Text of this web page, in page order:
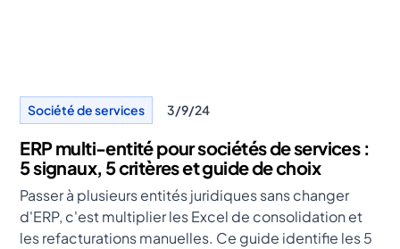
Société de services 3/9/24
ERP multi-entité pour sociétés de services :
5 signaux, 5 critères et guide de choix
Passer à plusieurs entités juridiques sans changer
d'ERP, c'est multiplier les Excel de consolidation et
les refacturations manuelles. Ce guide identifie les 5